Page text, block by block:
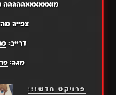
מואאאאאאההההה
צפייה
דרייב:
מגה:
פרויקט חדש!!!